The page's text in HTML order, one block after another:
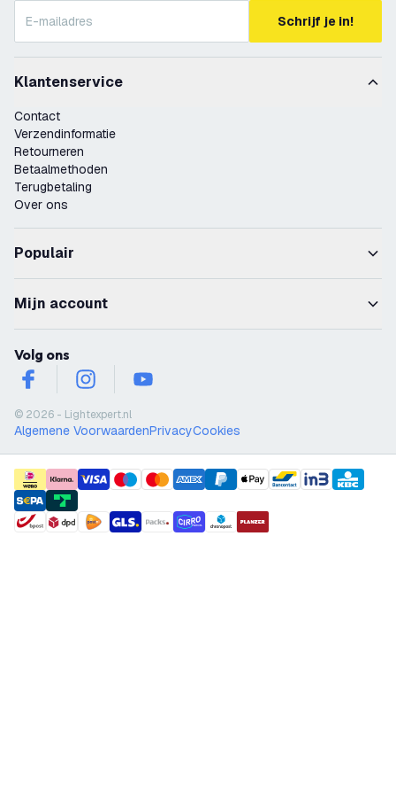
Schrijf je in!
Klantenservice
Contact
Verzendinformatie
Retourneren
Betaalmethoden
Terugbetaling
Over ons
Populair
Mijn account
Volg ons
facebookinstagramyoutube
© 2026 - Lightexpert.nl
Algemene VoorwaardenPrivacyCookies
payment methods
shipment methods